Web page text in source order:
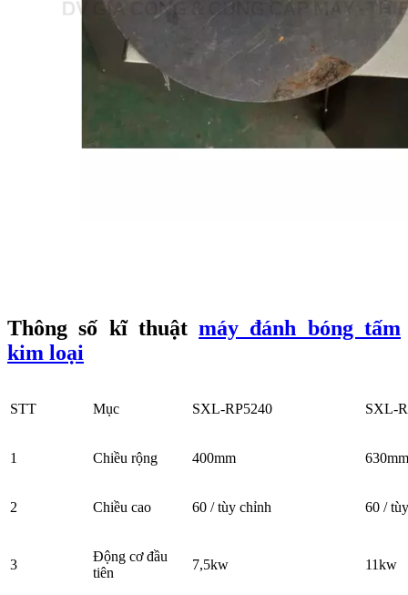
Thông số kĩ thuậtmáy đánh bóng tấm
kim loại
STT Mục SXL-RP5240 SXL-
1 Chiều rộng 400mm 630mm
2 Chiều cao 60 / tùy chỉnh 60 /
3
Động cơ đầu
tiên
7,5kw 11kw